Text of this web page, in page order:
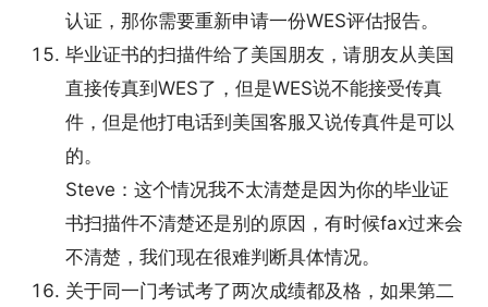
认证，那你需要重新申请一份WES评估报告。
毕业证书的扫描件给了美国朋友，请朋友从美国
直接传真到WES了，但是WES说不能接受传真
件，但是他打电话到美国客服又说传真件是可以
的。
Steve：这个情况我不太清楚是因为你的毕业证
书扫描件不清楚还是别的原因，有时候fax过来会
不清楚，我们现在很难判断具体情况。
关于同一门考试考了两次成绩都及格，如果第二